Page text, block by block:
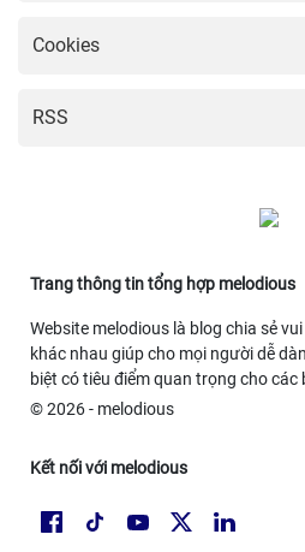
Cookies
RSS
Trang thông tin tổng hợp melodious
Website melodious là blog chia sẻ
khác nhau giúp cho mọi người dễ
biệt có tiêu điểm quan trọng cho các
© 2026 - melodious
Kết nối với melodious